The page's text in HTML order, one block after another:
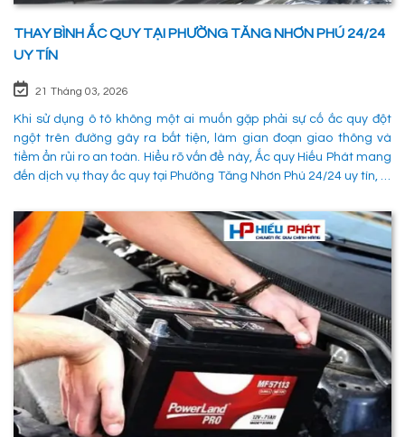
THAY BÌNH ẮC QUY TẠI PHƯỜNG TĂNG NHƠN PHÚ 24/24
UY TÍN
21 Tháng 03, 2026
Khi sử dụng ô tô không một ai muốn gặp phải sự cố ắc quy đột
ngột trên đường gây ra bất tiện, làm gian đoạn giao thông và
tiềm ẩn rủi ro an toàn. Hiểu rõ vấn đề này, Ắc quy Hiếu Phát mang
đến dịch vụ thay ắc quy tại Phường Tăng Nhơn Phú 24/24 uy tín, là
bảo an toàn cho các phường tiện và tiết kiệm thời gian cho người
sử dụng. 1. Các phương pháp khắc phục sự cố khi ắc quy hỏng tại
Phường Tăng Nhơn Phú Quận 9 Khi xe không thể khởi động do vấn
đề về điện, có rất nhiều ng